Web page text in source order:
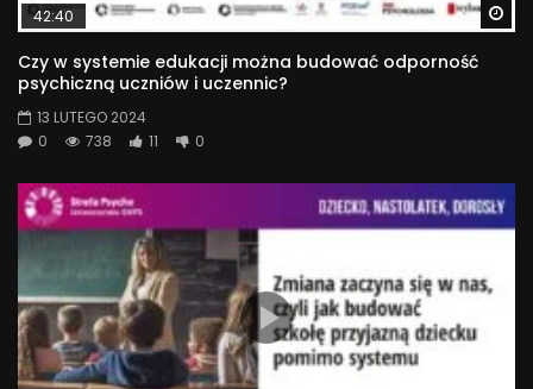
42:40
Czy w systemie edukacji można budować odporność
psychiczną uczniów i uczennic?
13 LUTEGO 2024
0
738 11 0